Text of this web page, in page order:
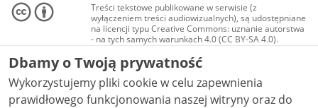
Treści tekstowe publikowane w serwisie (z
wyłączeniem treści audiowizualnych), są udostępniane
na licencji typu Creative Commons: uznanie autorstwa
- na tych samych warunkach 4.0 (CC BY-SA 4.0).
Materiały audiowizualne, w tym zdjęcia, materiały
audio i wideo, są udostępniane na licencji typu
Creative Commons: uznanie autorstwa użycie
niekomercyjne - bez utworów zależnych 4.0 (CC BY-
NC-ND 4.0), o ile nie jest to stwierdzone inaczej.
Dbamy o Twoją prywatność
Wykorzystujemy pliki cookie w celu zapewnienia
prawidłowego funkcjonowania naszej witryny oraz do